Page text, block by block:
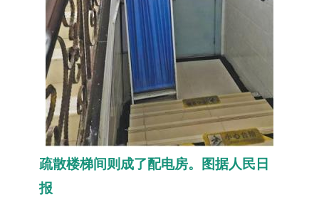
疏散楼梯间则成了配电房。图据人民日
报